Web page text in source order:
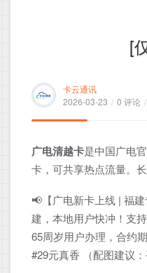
[
卡云通讯
2026-03-23 / 0 评论 /
广电清越卡是中国广电
卡，可共享热点流量。
📢【广电新卡上线 | 福
建，本地用户快冲！支
65周岁用户办理，合约
#29元真香 （配图建议